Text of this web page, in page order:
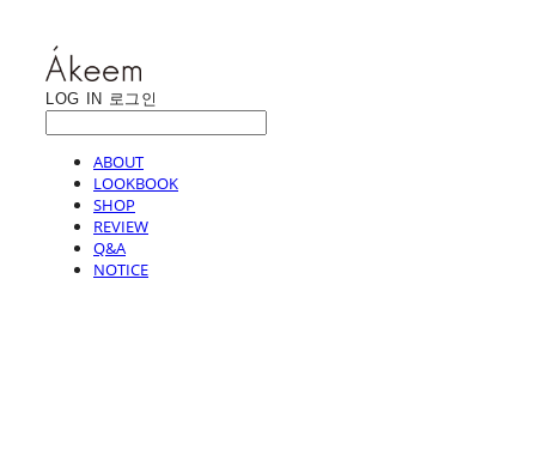
LOG IN 로그인
ABOUT
LOOKBOOK
SHOP
REVIEW
Q&A
NOTICE